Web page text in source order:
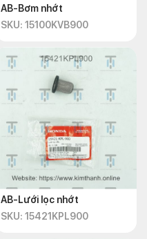
AB-Bơm nhớt
SKU: 15100KVB900
AB-Lưới lọc nhớt
SKU: 15421KPL900